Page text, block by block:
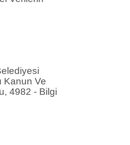
Kanun Ve
4982 - Bilgi